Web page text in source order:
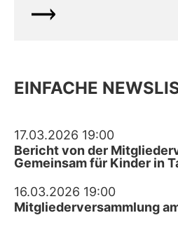
EINFACHE
17.03.2026 19:00
Bericht von der
Gemeinsam für Kinder in
16.03.2026 19:00
Mitgliederversammlung